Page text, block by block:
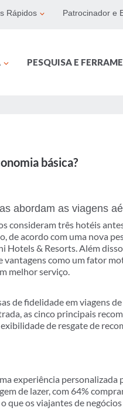
Rápidos Patrocinador e
PESQUISA E
básica?
abordam as viagens
consideram três hotéis
de acordo com uma nova
Hotels & Resorts. Além
vantagens como um fator
melhor serviço.
de fidelidade em viagens
as cinco principais
de resgate de
experiência personalizada
de lazer, com 64%
que os viajantes de